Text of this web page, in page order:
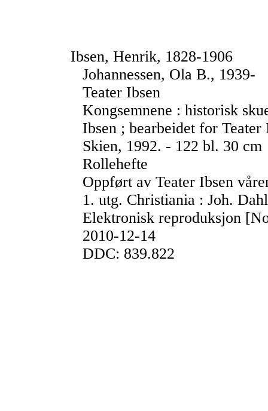
Ibsen, Henrik, 1828-1906
Johannessen, Ola B., 1939-
Teater Ibsen
Kongsemnene : historisk
Ibsen ; bearbeidet for Teater
Skien, 1992. - 122 bl. 30 cm
Rollehefte
Oppført av Teater Ibsen
1. utg. Christiania : Joh.
Elektronisk reproduksjon
2010-12-14
DDC: 839.822